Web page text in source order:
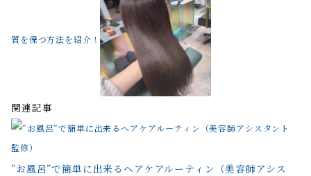
質を保つ方法を紹介！
関連記事
”お風呂”で簡単に出来るヘアケアルーティン（美容師アシス